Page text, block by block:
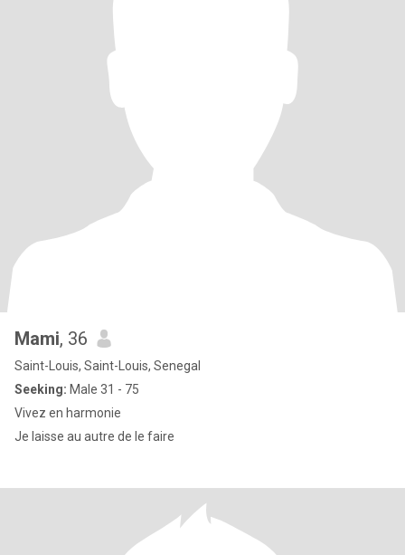
Mami, 36
Saint-Louis, Saint-Louis, Senegal
Seeking: Male 31 - 75
Vivez en harmonie
Je laisse au autre de le faire